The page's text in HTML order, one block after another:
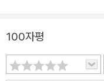
원청인 서울메트로가 위
근로자였으며, 그것도 월
김군의 가방에는 컵라면
일하다가 사고를 당했다.
100자평